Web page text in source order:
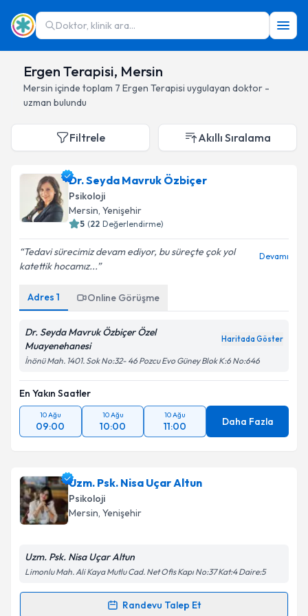
Doktor, klinik ara...
Ergen Terapisi, Mersin
Mersin içinde toplam 7 Ergen Terapisi uygulayan doktor -
uzman bulundu
Filtrele Akıllı Sıralama
Dr. Seyda Mavruk Özbiçer
Psikoloji
Mersin, Yenişehir
5 (22 Değerlendirme)
Tedavi sürecimiz devam ediyor, bu süreçte çok yol
katettik hocamız...
Devamı
Adres 1 Online Görüşme
Dr. Seyda Mavruk Özbiçer Özel
Muayenehanesi
Haritada Göster
İnönü Mah. 1401. Sok No:32- 46 Pozcu Evo Güney Blok K:6 No:646
En Yakın Saatler
10 Ağu
09:00
10 Ağu
10:00
10 Ağu
11:00 Daha Fazla
Uzm. Psk. Nisa Uçar Altun
Psikoloji
Mersin, Yenişehir
Uzm. Psk. Nisa Uçar Altun
Limonlu Mah. Ali Kaya Mutlu Cad. Net Ofis Kapı No:37 Kat:4 Daire:5
Randevu Talep Et
Randevu Takvimi Talebi